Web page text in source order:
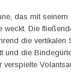
das mit seinem
weckt. Die
die
und die